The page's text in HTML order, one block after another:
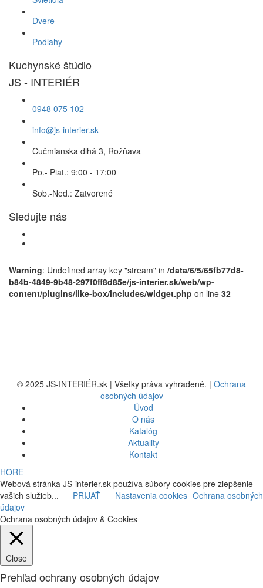
Dvere
Podlahy
Kuchynské štúdio
JS - INTERIÉR
0948 075 102
info@js-interier.sk
Čučmianska dlhá 3, Rožňava
Po.- Piat.: 9:00 - 17:00
Sob.-Ned.: Zatvorené
Sledujte nás
Warning: Undefined array key "stream" in /data/6/5/65fb77d8-
b84b-4849-9b48-297f0ff8d85e/js-interier.sk/web/wp-
content/plugins/like-box/includes/widget.php on line 32
© 2025 JS-INTERIÉR.sk | Všetky práva vyhradené. | Ochrana
osobných údajov
Úvod
O nás
Katalóg
Aktuality
Kontakt
HORE
Webová stránka JS-interier.sk používa súbory cookies pre zlepšenie
vašich služieb...
PRIJAŤ Nastavenia cookies Ochrana osobných
údajov
Ochrana osobných údajov & Cookies
Close
Prehľad ochrany osobných údajov